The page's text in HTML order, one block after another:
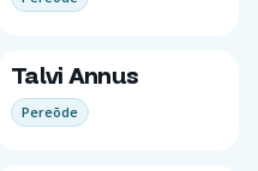
Talvi Annus
Pereõde